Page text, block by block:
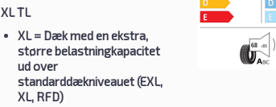
XL TL
XL= Dæk med en ekstra,
større belastningkapacitet
ud over
standarddækniveauet (EXL,
XL, RFD)